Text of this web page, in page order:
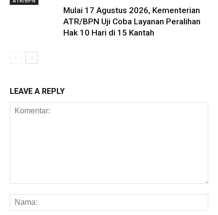
Mulai 17 Agustus 2026, Kementerian
ATR/BPN Uji Coba Layanan Peralihan
Hak 10 Hari di 15 Kantah
LEAVE A REPLY